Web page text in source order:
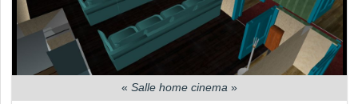
« Salle home cinema »